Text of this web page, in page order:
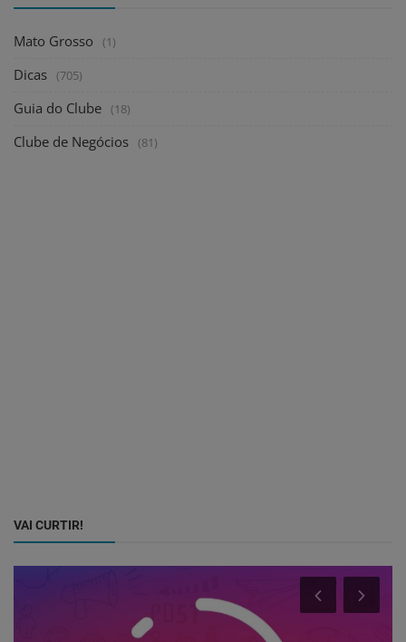
Mato Grosso (1)
Dicas (705)
Guia do Clube (18)
Clube de Negócios (81)
VAI CURTIR!